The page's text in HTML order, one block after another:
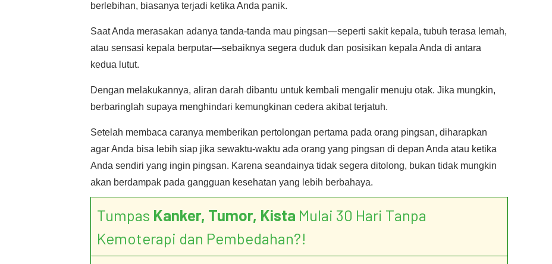
berlebihan, biasanya terjadi ketika Anda panik.
Saat Anda merasakan adanya tanda-tanda mau pingsan—seperti sakit kepala, tubuh terasa lemah,
atau sensasi kepala berputar—sebaiknya segera duduk dan posisikan kepala Anda di antara
kedua lutut.
Dengan melakukannya, aliran darah dibantu untuk kembali mengalir menuju otak. Jika mungkin,
berbaringlah supaya menghindari kemungkinan cedera akibat terjatuh.
Setelah membaca caranya memberikan pertolongan pertama pada orang pingsan, diharapkan
agar Anda bisa lebih siap jika sewaktu-waktu ada orang yang pingsan di depan Anda atau ketika
Anda sendiri yang ingin pingsan. Karena seandainya tidak segera ditolong, bukan tidak mungkin
akan berdampak pada gangguan kesehatan yang lebih berbahaya.
Tumpas Kanker, Tumor, Kista Mulai 30 Hari Tanpa
Kemoterapi dan Pembedahan?!